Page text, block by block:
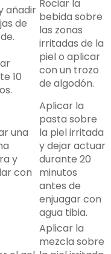
añadir
de
10
Rociar la
bebida sobre
las zonas
irritadas de la
piel o aplicar
con un trozo
de algodón.
una
y
con
Aplicar la
pasta sobre
la piel irritada
y dejar actuar
durante 20
minutos
antes de
enjuagar con
agua tibia.
Aplicar la
mezcla sobre